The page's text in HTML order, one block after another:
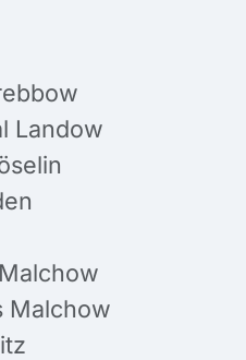
Landow
Malchow